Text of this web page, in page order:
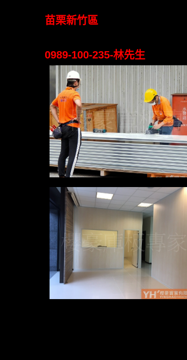
苗栗新竹區
0989-100-235-林先生